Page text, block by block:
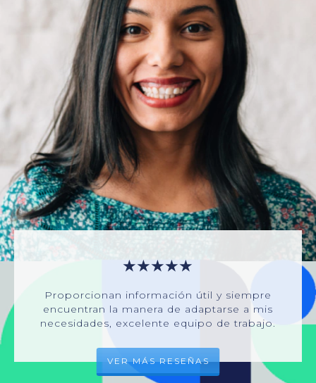
★★★★★
Proporcionan información útil y siempre
encuentran la manera de adaptarse a mis
necesidades, excelente equipo de trabajo.
VER MÁS RESEÑAS